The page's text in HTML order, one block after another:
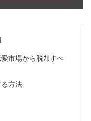
市場から脱却すべ
方法